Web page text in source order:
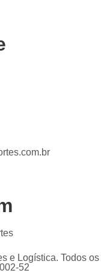
e Logística. Todos os
52